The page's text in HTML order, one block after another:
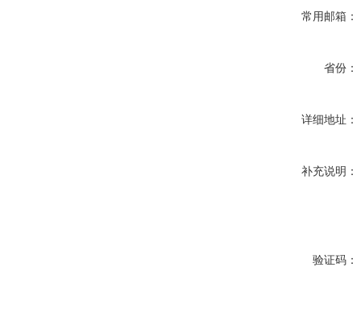
常用邮箱：
省份：
详细地址：
补充说明：
验证码：